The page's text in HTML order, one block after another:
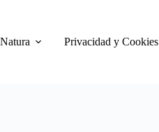
Privacidad y Cookies